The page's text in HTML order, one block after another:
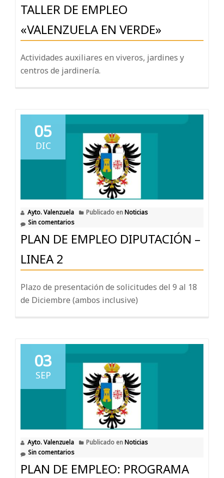
TALLER DE EMPLEO
«VALENZUELA EN VERDE»
Actividades auxiliares en viveros, jardines y
centros de jardinería.
05
DIC
Ayto. Valenzuela Publicado enNoticias
Sin comentarios
PLAN DE EMPLEO DIPUTACIÓN –
LINEA 2
Plazo de presentación de solicitudes del 9 al 18
de Diciembre (ambos inclusive)
03
SEP
Ayto. Valenzuela Publicado enNoticias
Sin comentarios
PLAN DE EMPLEO: PROGRAMA